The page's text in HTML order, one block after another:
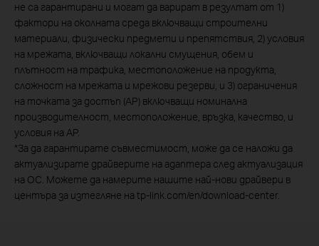
не са гарантирани и могат да варират в резултат от 1)
фактори на околната среда включващи строителни
материали, физически предмети и препятствия, 2) условия
на мрежата, включващи локални смущения, обем и
плътност на трафика, местоположение на продукта,
сложност на мрежата и мрежови резерви, и 3) ограничения
на точката за достъп (АР) включващи номинална
производителност, местоположение, връзка, качество, и
условия на АР.
*За да гарантирате съвместимост, може да се наложи да
актуализирате драйверите на адаптера след актуализация
на ОС. Можете да намерите нашите най-нови драйвери в
центъра за изтегляне на tp-link.com/en/download-center.